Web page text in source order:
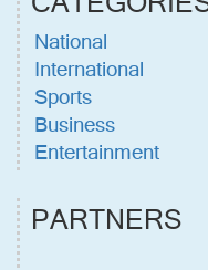
National
International
Sports
Business
Entertainment
PARTNERS